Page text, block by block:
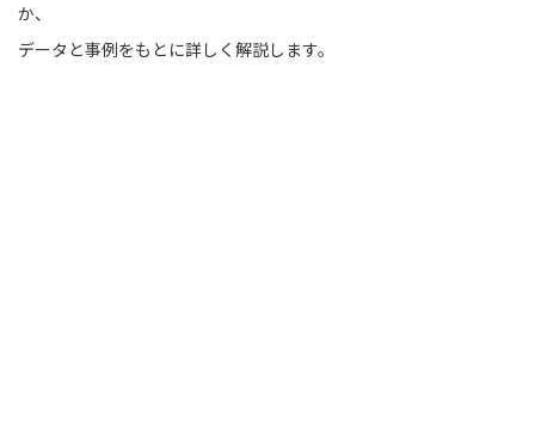
か、
データと事例をもとに詳しく解説します。